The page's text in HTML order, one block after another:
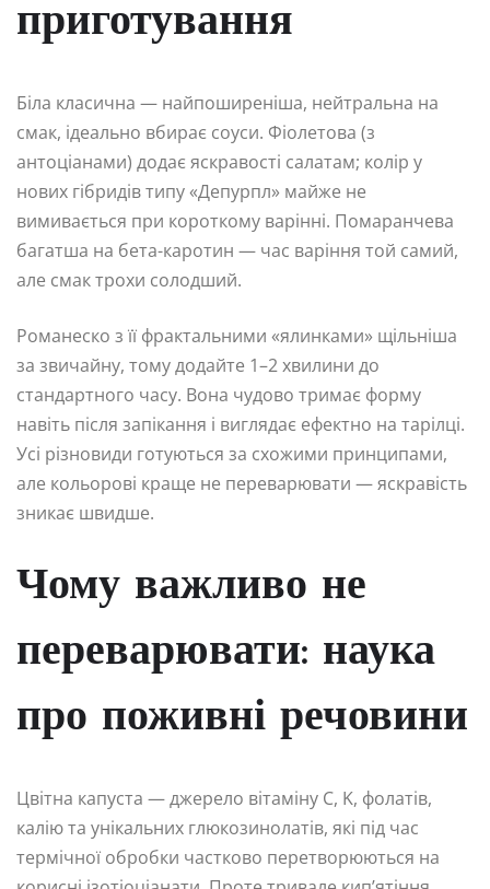
приготування
Біла класична — найпоширеніша, нейтральна на
смак, ідеально вбирає соуси. Фіолетова (з
антоціанами) додає яскравості салатам; колір у
нових гібридів типу «Депурпл» майже не
вимивається при короткому варінні. Помаранчева
багатша на бета-каротин — час варіння той самий,
але смак трохи солодший.
Романеско з її фрактальними «ялинками» щільніша
за звичайну, тому додайте 1–2 хвилини до
стандартного часу. Вона чудово тримає форму
навіть після запікання і виглядає ефектно на тарілці.
Усі різновиди готуються за схожими принципами,
але кольорові краще не переварювати — яскравість
зникає швидше.
Чому важливо не
переварювати: наука
про поживні речовини
Цвітна капуста — джерело вітаміну C, K, фолатів,
калію та унікальних глюкозинолатів, які під час
термічної обробки частково перетворюються на